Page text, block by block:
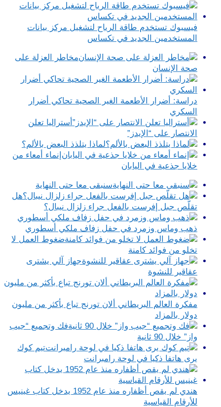
فيسبوك تستخدم طاقة الرياح لتشغيل مركز بيانات
المستخدمين الجديد في تكساس
مخاطر العزلة على
صحة الإنسان
دراسة: أضرار الأطعمة الغير الصحية تحاكي أضرار
السكري
أستراليا تعلن
الانتصار على “الإيدز”
لماذا يتلذذ البعض بالألم؟
إنماء أمعاء من
خلايا جذعية في اليابان
سنبقى معا حتى النهاية
هل
تقلّص جبل إفرست بالفعل جراء زلزال نيبال؟
ذهب وماس وزمرد في حفل زفاف ملكي أسطوري
ضغوط العمل لا
تخلو من فوائد كامنة
جهاز آلي يشترى
عقاقير للنشوة
مفكرة العالم البريطاني ألان تورنج تباع بأكثر من مليون
دولار بالمزاد
فك وتجميع “جيب
واز” خلال 90 ثانية
تيم كوك
يرى هاتفا ذكيا في لوحة رامبرانت
هندي لم يقص أظفاره منذ عام 1952 يدخل كتاب غينيس
للأرقام القياسية